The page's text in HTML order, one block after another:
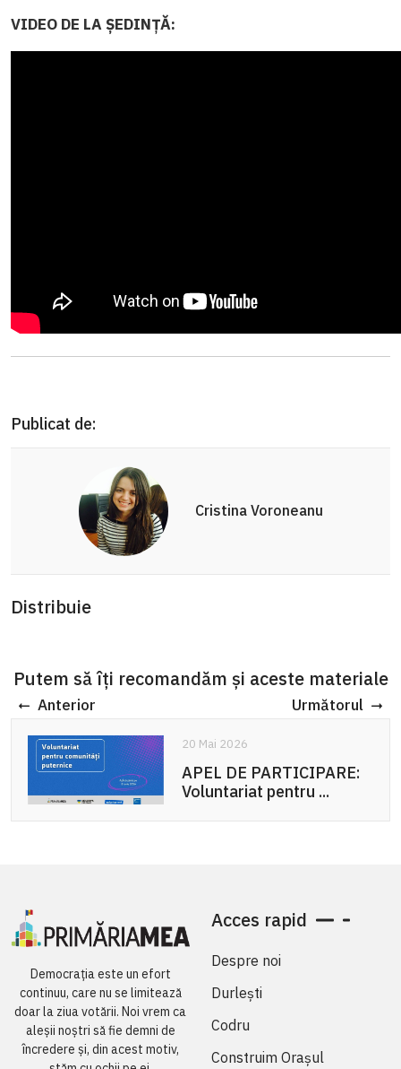
VIDEO DE LA ȘEDINȚĂ:
Publicat de:
Cristina Voroneanu
Distribuie
Putem să îți recomandăm și aceste materiale
Anterior Următorul
20 Mai 2026
APEL DE PARTICIPARE:
Voluntariat pentru ...
Democrația este un efort
continuu, care nu se limitează
doar la ziua votării. Noi vrem ca
aleșii noștri să fie demni de
încredere și, din acest motiv,
Acces rapid
Despre noi
Durlești
Codru
Construim Orașul